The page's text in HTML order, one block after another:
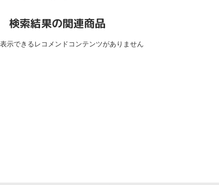
検索結果の関連商品
表示できるレコメンドコンテンツがありません